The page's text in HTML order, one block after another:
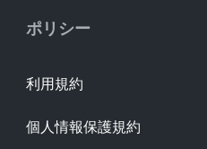
ポリシー
利用規約
個人情報保護規約